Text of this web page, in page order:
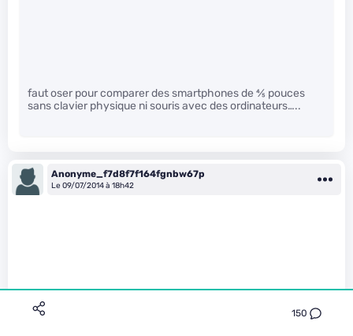
150
faut oser pour comparer des smartphones de 4⁄5 pouces
sans clavier physique ni souris avec des ordinateurs…..
Anonyme_f7d8f7f164fgnbw67p
Le 09/07/2014 à 18h42